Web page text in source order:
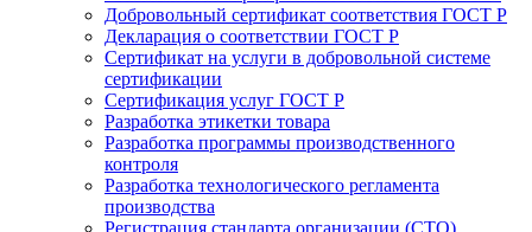
Добровольный сертификат соответствия ГОСТ Р
Декларация о соответствии ГОСТ Р
Сертификат на услуги в добровольной системе
сертификации
Сертификация услуг ГОСТ Р
Разработка этикетки товара
Разработка программы производственного
контроля
Разработка технологического регламента
производства
Регистрация стандарта организации (СТО)